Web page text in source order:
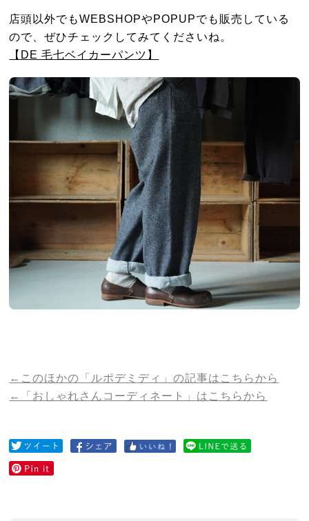
店頭以外でもWEBSHOPやPOPUPでも販売している
ので、ぜひチェックしてみてくださいね。
【DE 毛七ベイカーパンツ】
←このほかの「ルポデミディ」の記事はこちらから
←「おしゃれさんコーディネート」はこちらから